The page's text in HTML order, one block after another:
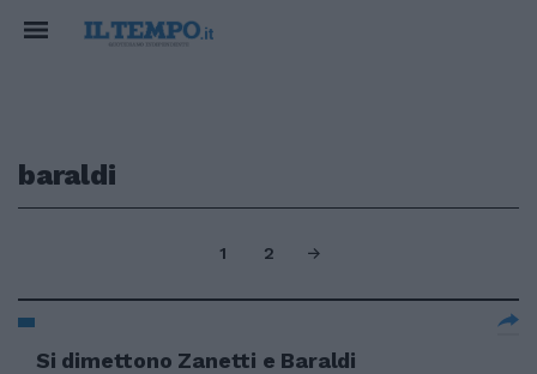
baraldi
1 2
Si dimettono Zanetti e Baraldi